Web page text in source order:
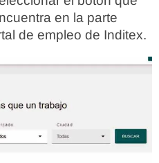
en la parte
de empleo de Inditex.